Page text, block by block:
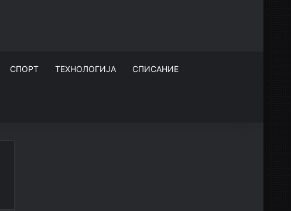
СПОРТ ТЕХНОЛОГИЈА СПИСАНИЕ